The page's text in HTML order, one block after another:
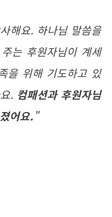
해요. 하나님 말씀을
는 후원자님이 계세
을 위해 기도하고 있
. 컴패션과 후원자님
어요."